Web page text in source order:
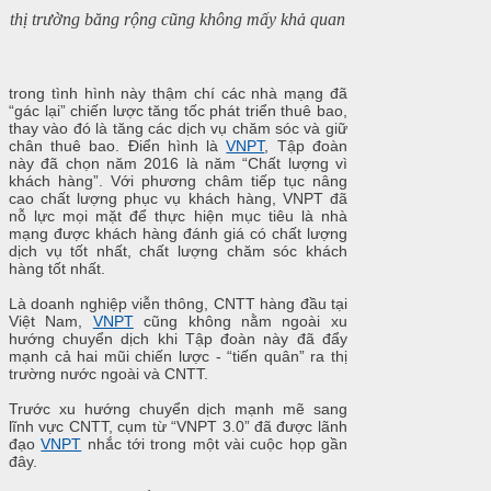
thị trường băng rộng cũng không mấy khả quan
trong tình hình này thậm chí các nhà mạng đã
“gác lại” chiến lược tăng tốc phát triển thuê bao,
thay vào đó là tăng các dịch vụ chăm sóc và giữ
chân thuê bao. Điển hình làVNPT, Tập đoàn
này đã chọn năm 2016 là năm “Chất lượng vì
khách hàng”. Với phương châm tiếp tục nâng
cao chất lượng phục vụ khách hàng, VNPT đã
nỗ lực mọi mặt để thực hiện mục tiêu là nhà
mạng được khách hàng đánh giá có chất lượng
dịch vụ tốt nhất, chất lượng chăm sóc khách
hàng tốt nhất.
Là doanh nghiệp viễn thông, CNTT hàng đầu tại
Việt Nam, VNPTcũng không nằm ngoài xu
hướng chuyển dịch khi Tập đoàn này đã đẩy
mạnh cả hai mũi chiến lược - “tiến quân” ra thị
trường nước ngoài và CNTT.
Trước xu hướng chuyển dịch mạnh mẽ sang
lĩnh vực CNTT, cụm từ “VNPT 3.0” đã được lãnh
đạoVNPT nhắc tới trong một vài cuộc họp gần
đây.